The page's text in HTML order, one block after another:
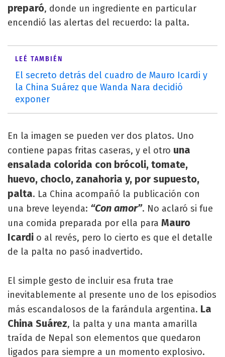
preparó, donde un ingrediente en particular
encendió las alertas del recuerdo: la palta.
LEÉ TAMBIÉN
El secreto detrás del cuadro de Mauro Icardi y
la China Suárez que Wanda Nara decidió
exponer
En la imagen se pueden ver dos platos. Uno
contiene papas fritas caseras, y el otro una
ensalada colorida con brócoli, tomate,
huevo, choclo, zanahoria y, por supuesto,
palta. La China acompañó la publicación con
una breve leyenda: “Con amor”. No aclaró si fue
una comida preparada por ella para Mauro
Icardi o al revés, pero lo cierto es que el detalle
de la palta no pasó inadvertido.
El simple gesto de incluir esa fruta trae
inevitablemente al presente uno de los episodios
más escandalosos de la farándula argentina. La
China Suárez, la palta y una manta amarilla
traída de Nepal son elementos que quedaron
ligados para siempre a un momento explosivo.